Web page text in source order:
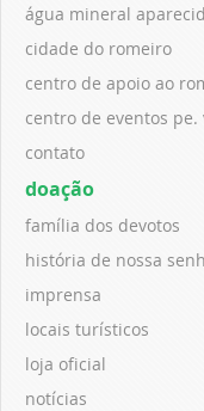
água mineral
cidade do romeiro
centro de apoio ao
centro de eventos pe.
contato
doação
família dos devotos
história de nossa
imprensa
locais turísticos
loja oficial
notícias